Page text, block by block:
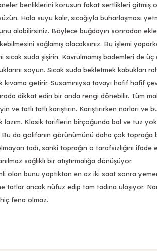
benliklerini korusun fakat sertlikleri gitmiş
Hala suyu kalır, sıcağıyla buharlaşması
alabilirsiniz. Böylece buğdayın sonradan
sağlamış olacaksınız. Bu işlemi
sıcak suda şişirin. Kavrulmamış bademleri de üç
soyun. Sıcak suda bekletmek kabukları
kıvama getirir. Susamınıysa tavayı hafif hafif
dikkat edin bir anda rengi dönebilir. Tüm
ve tatlı tatlı karıştırın. Karıştırırken narları ve
lazım. Klasik tariflerin birçoğunda bal ve tuz
Bu da golifanın görünümünü daha çok toprağa
tadı, sanki toprağın o tarafsızlığını ifade
sağlıklı bir atıştırmalığa dönüşüyor.
olan bunu yaptıktan en az iki saat sonra
tatlar ancak nüfuz edip tam tadına ulaşıyor.
fena olmaz.